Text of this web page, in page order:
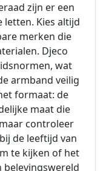
zijn er een
Kies altijd
merken die
Djeco
wat
armband veilig
formaat: de
maat die
controleer
de leeftijd van
te kijken of het
belevingswereld